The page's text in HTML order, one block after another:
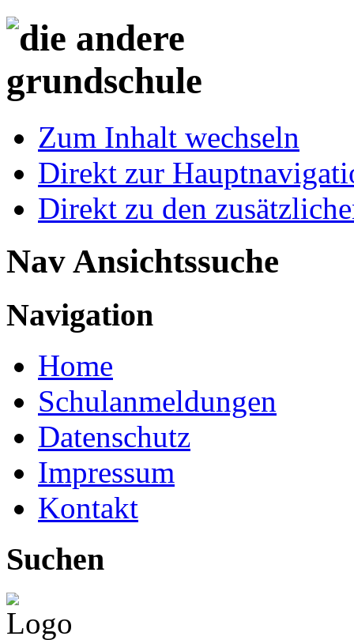
Zum Inhalt wechseln
Direkt zur
Direkt zu den
Nav Ansichtssuche
Navigation
Home
Schulanmeldungen
Datenschutz
Impressum
Kontakt
Suchen